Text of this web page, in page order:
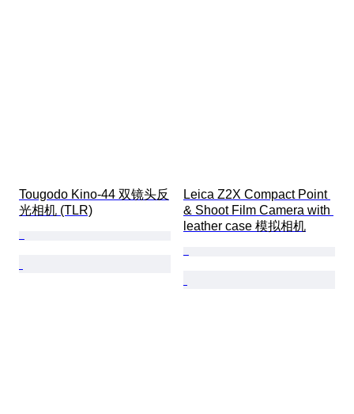
Tougodo Kino-44 双镜头反
光相机 (TLR)
Leica Z2X Compact Point
& Shoot Film Camera with
leather case 模拟相机